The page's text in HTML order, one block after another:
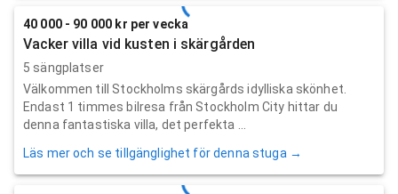
40 000 - 90 000 kr per vecka
Vacker villa vid kusten i skärgården
5 sängplatser
Välkommen till Stockholms skärgårds idylliska skönhet.
Endast 1 timmes bilresa från Stockholm City hittar du
denna fantastiska villa, det perfekta ...
Läs mer och se tillgänglighet för denna stuga →